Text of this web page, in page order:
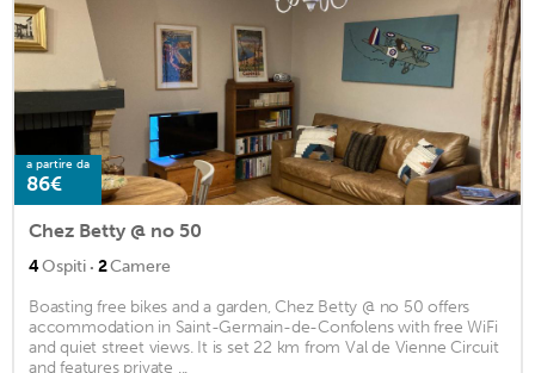
a partire da
86€
Chez Betty @ no 50
4Ospiti · 2Camere
Boasting free bikes and a garden, Chez Betty @ no 50 offers
accommodation in Saint-Germain-de-Confolens with free WiFi
and quiet street views. It is set 22 km from Val de Vienne Circuit
and features private ...